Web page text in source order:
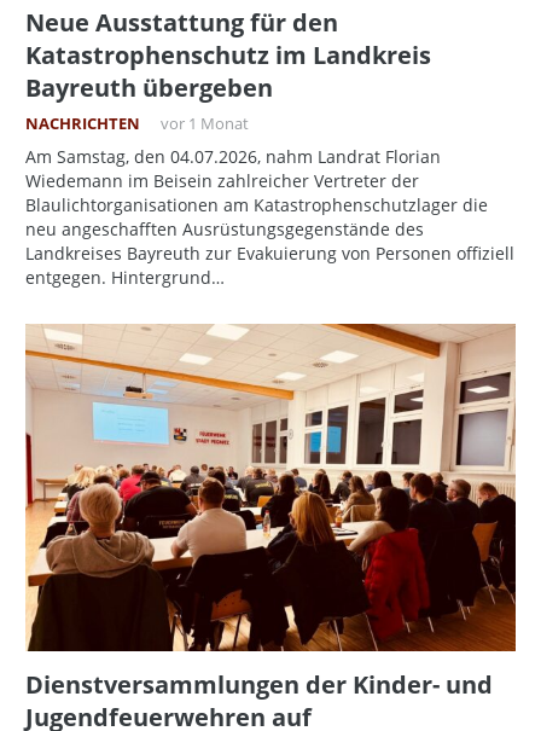
Neue Ausstattung für den
Katastrophenschutz im Landkreis
Bayreuth übergeben
NACHRICHTEN vor 1 Monat
Am Samstag, den 04.07.2026, nahm Landrat Florian
Wiedemann im Beisein zahlreicher Vertreter der
Blaulichtorganisationen am Katastrophenschutzlager die
neu angeschafften Ausrüstungsgegenstände des
Landkreises Bayreuth zur Evakuierung von Personen offiziell
entgegen. Hintergrund…
Dienstversammlungen der Kinder- und
Jugendfeuerwehren auf